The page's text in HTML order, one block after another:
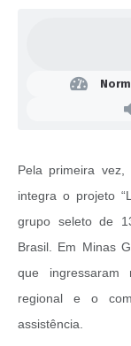
Pela primeira vez,
integra o projeto
grupo seleto de
Brasil. Em Minas
que ingressaram
regional e o
assistência.